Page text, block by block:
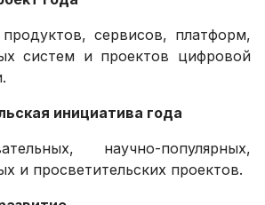
сервисов, платформ,
систем и проектов цифровой
инициатива года
научно-популярных,
и просветительских проектов.